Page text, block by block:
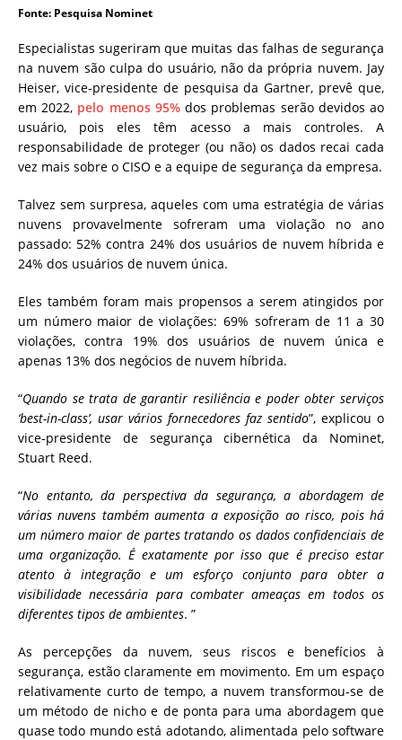
Fonte: Pesquisa Nominet
Especialistas sugeriram que muitas das falhas de segurança
na nuvem são culpa do usuário, não da própria nuvem. Jay
Heiser, vice-presidente de pesquisa da Gartner, prevê que,
em 2022, pelo menos 95%dos problemas serão devidos ao
usuário, pois eles têm acesso a mais controles. A
responsabilidade de proteger (ou não) os dados recai cada
vez mais sobre o CISO e a equipe de segurança da empresa.
Talvez sem surpresa, aqueles com uma estratégia de várias
nuvens provavelmente sofreram uma violação no ano
passado: 52% contra 24% dos usuários de nuvem híbrida e
24% dos usuários de nuvem única.
Eles também foram mais propensos a serem atingidos por
um número maior de violações: 69% sofreram de 11 a 30
violações, contra 19% dos usuários de nuvem única e
apenas 13% dos negócios de nuvem híbrida.
“Quando se trata de garantir resiliência e poder obter serviços
‘best-in-class’, usar vários fornecedores faz sentido”, explicou o
vice-presidente de segurança cibernética da Nominet,
Stuart Reed.
“No entanto, da perspectiva da segurança, a abordagem de
várias nuvens também aumenta a exposição ao risco, pois há
um número maior de partes tratando os dados confidenciais de
uma organização. É exatamente por isso que é preciso estar
atento à integração e um esforço conjunto para obter a
visibilidade necessária para combater ameaças em todos os
diferentes tipos de ambientes. ”
As percepções da nuvem, seus riscos e benefícios à
segurança, estão claramente em movimento. Em um espaço
relativamente curto de tempo, a nuvem transformou-se de
um método de nicho e de ponta para uma abordagem que
quase todo mundo está adotando, alimentada pelo software